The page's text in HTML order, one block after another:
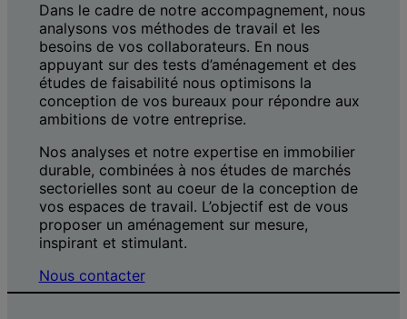
Dans le cadre de notre accompagnement, nous
analysons vos méthodes de travail et les
besoins de vos collaborateurs. En nous
appuyant sur des tests d’aménagement et des
études de faisabilité nous optimisons la
conception de vos bureaux pour répondre aux
ambitions de votre entreprise.
Nos analyses et notre expertise en immobilier
durable, combinées à nos études de marchés
sectorielles sont au coeur de la conception de
vos espaces de travail. L’objectif est de vous
proposer un aménagement sur mesure,
inspirant et stimulant.
Nous contacter